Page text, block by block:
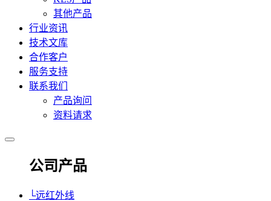
其他产品
行业资讯
技术文库
合作客户
服务支持
联系我们
产品询问
资料请求
公司产品
└远红外线